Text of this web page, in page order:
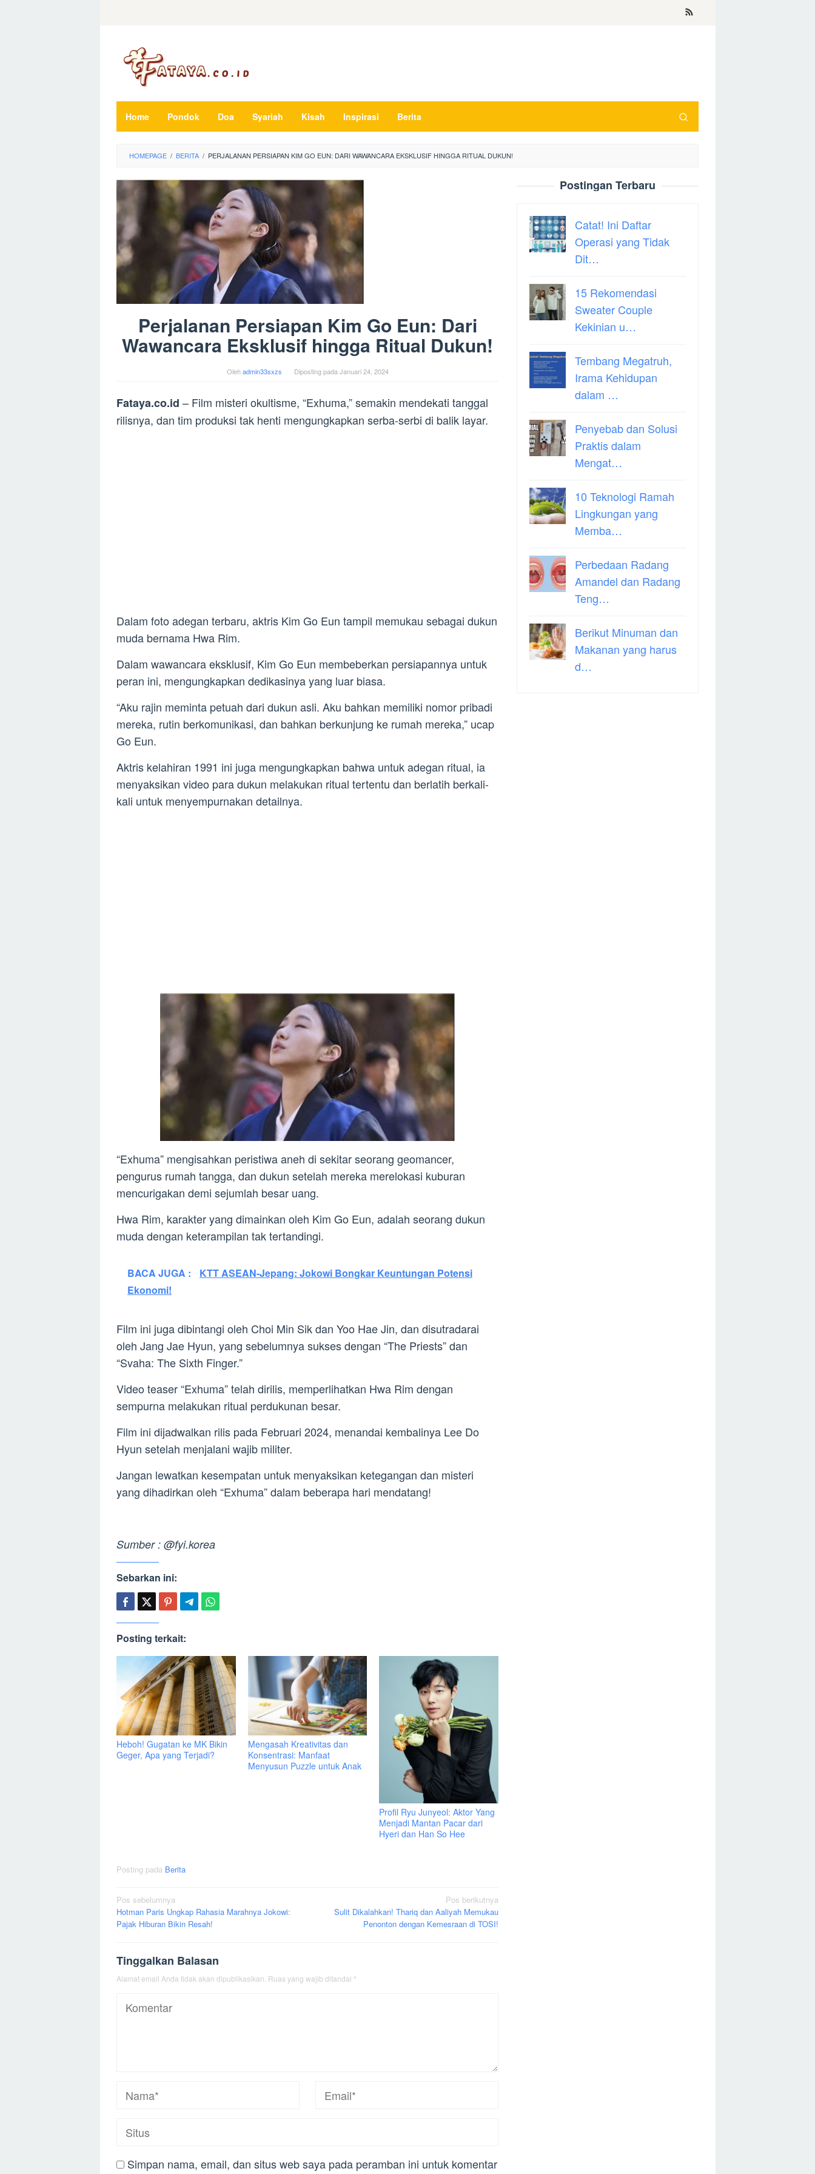
Home Pondok Doa Syariah Kisah Inspirasi Berita
HOMEPAGE / BERITA / PERJALANAN PERSIAPAN KIM GO EUN: DARI WAWANCARA EKSKLUSIF HINGGA RITUAL DUKUN!
Perjalanan Persiapan Kim Go Eun: Dari
Wawancara Eksklusif hingga Ritual Dukun!
Olehadmin33sxzs Diposting pada Januari 24, 2024
Fataya.co.id – Film misteri okultisme, “Exhuma,” semakin mendekati tanggal
rilisnya, dan tim produksi tak henti mengungkapkan serba-serbi di balik layar.
Dalam foto adegan terbaru, aktris Kim Go Eun tampil memukau sebagai dukun
muda bernama Hwa Rim.
Dalam wawancara eksklusif, Kim Go Eun membeberkan persiapannya untuk
peran ini, mengungkapkan dedikasinya yang luar biasa.
“Aku rajin meminta petuah dari dukun asli. Aku bahkan memiliki nomor pribadi
mereka, rutin berkomunikasi, dan bahkan berkunjung ke rumah mereka,” ucap
Go Eun.
Aktris kelahiran 1991 ini juga mengungkapkan bahwa untuk adegan ritual, ia
menyaksikan video para dukun melakukan ritual tertentu dan berlatih berkali-
kali untuk menyempurnakan detailnya.
“Exhuma” mengisahkan peristiwa aneh di sekitar seorang geomancer,
pengurus rumah tangga, dan dukun setelah mereka merelokasi kuburan
mencurigakan demi sejumlah besar uang.
Hwa Rim, karakter yang dimainkan oleh Kim Go Eun, adalah seorang dukun
muda dengan keterampilan tak tertandingi.
BACA JUGA :
KTT ASEAN-Jepang: Jokowi Bongkar Keuntungan Potensi
Ekonomi!
Film ini juga dibintangi oleh Choi Min Sik dan Yoo Hae Jin, dan disutradarai
oleh Jang Jae Hyun, yang sebelumnya sukses dengan “The Priests” dan
“Svaha: The Sixth Finger.”
Video teaser “Exhuma” telah dirilis, memperlihatkan Hwa Rim dengan
sempurna melakukan ritual perdukunan besar.
Film ini dijadwalkan rilis pada Februari 2024, menandai kembalinya Lee Do
Hyun setelah menjalani wajib militer.
Jangan lewatkan kesempatan untuk menyaksikan ketegangan dan misteri
yang dihadirkan oleh “Exhuma” dalam beberapa hari mendatang!
Sumber : @fyi.korea
Sebarkan ini:
Posting terkait:
Heboh! Gugatan ke MK Bikin
Geger, Apa yang Terjadi?
Mengasah Kreativitas dan
Konsentrasi: Manfaat
Menyusun Puzzle untuk Anak
Profil Ryu Junyeol: Aktor Yang
Menjadi Mantan Pacar dari
Hyeri dan Han So Hee
Posting pada Berita
Navigasi
pos
Pos sebelumnya
Hotman Paris Ungkap Rahasia Marahnya Jokowi:
Pajak Hiburan Bikin Resah!
Pos berikutnya
Sulit Dikalahkan! Thariq dan Aaliyah Memukau
Penonton dengan Kemesraan di TOSI!
Tinggalkan Balasan
Alamat email Anda tidak akan dipublikasikan. Ruas yang wajib ditandai *
Simpan nama, email, dan situs web saya pada peramban ini untuk komentar
Postingan Terbaru
Catat! Ini Daftar
Operasi yang Tidak
Dit…
15 Rekomendasi
Sweater Couple
Kekinian u…
Tembang Megatruh,
Irama Kehidupan
dalam …
Penyebab dan Solusi
Praktis dalam
Mengat…
10 Teknologi Ramah
Lingkungan yang
Memba…
Perbedaan Radang
Amandel dan Radang
Teng…
Berikut Minuman dan
Makanan yang harus
d…